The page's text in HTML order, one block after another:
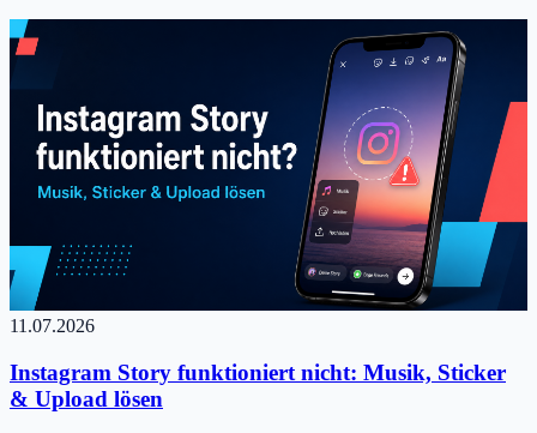
11.07.2026
Instagram Story funktioniert nicht: Musik, Sticker
& Upload lösen